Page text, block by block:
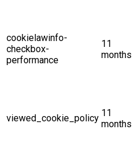
cookielawinfo-
checkbox-
performance
11
months
viewed_cookie_policy 11
months